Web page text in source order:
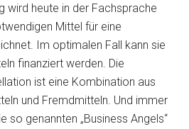
wird heute in der Fachsprache
Mittel für eine
Im optimalen Fall kann sie
finanziert werden. Die
ist eine Kombination aus
und Fremdmitteln. Und immer
so genannten „Business Angels“